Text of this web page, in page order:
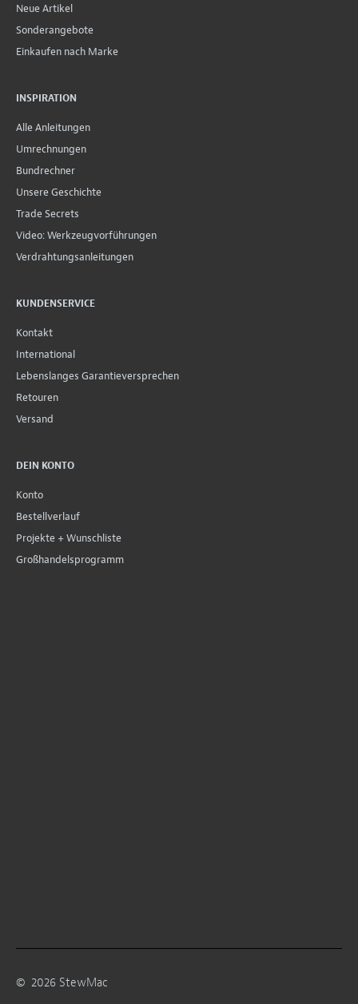
Neue Artikel
Sonderangebote
Einkaufen nach Marke
INSPIRATION
Alle Anleitungen
Umrechnungen
Bundrechner
Unsere Geschichte
Trade Secrets
Video: Werkzeugvorführungen
Verdrahtungsanleitungen
KUNDENSERVICE
Kontakt
International
Lebenslanges Garantieversprechen
Retouren
Versand
DEIN KONTO
Konto
Bestellverlauf
Projekte + Wunschliste
Großhandelsprogramm
© 2026 StewMac